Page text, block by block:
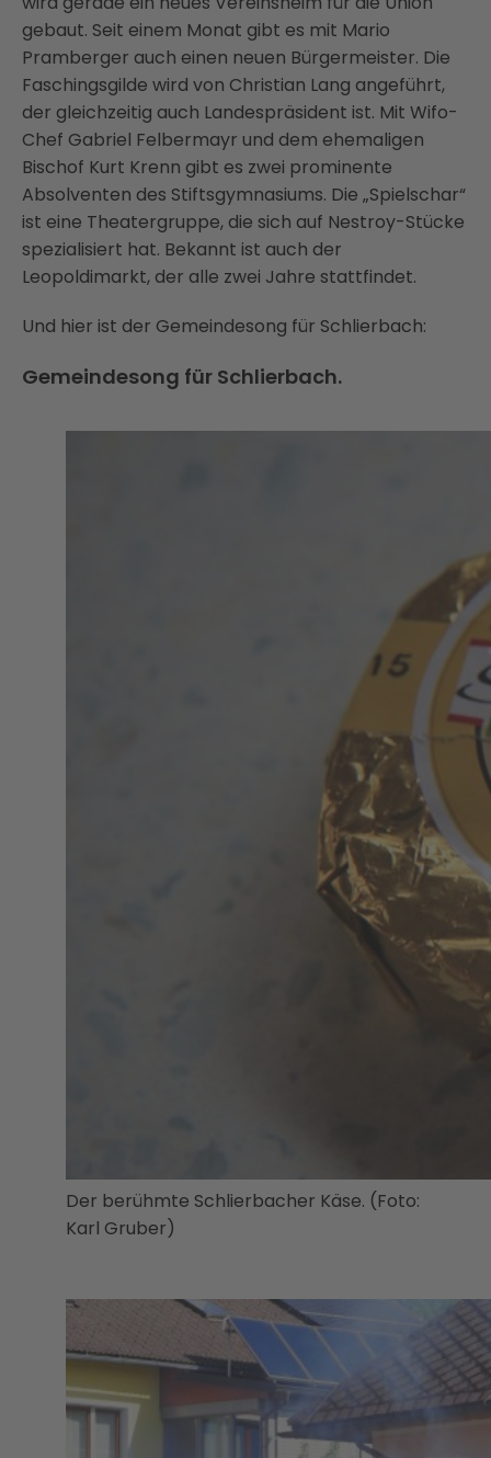
gebaut. Seit einem Monat gibt es mit Mario
Pramberger auch einen neuen Bürgermeister. Die
Faschingsgilde wird von Christian Lang angeführt,
der gleichzeitig auch Landespräsident ist. Mit Wifo-
Chef Gabriel Felbermayr und dem ehemaligen
Bischof Kurt Krenn gibt es zwei prominente
Absolventen des Stiftsgymnasiums. Die „Spielschar“
ist eine Theatergruppe, die sich auf Nestroy-Stücke
spezialisiert hat. Bekannt ist auch der
Leopoldimarkt, der alle zwei Jahre stattfindet.
Und hier ist der Gemeindesong für Schlierbach:
Gemeindesong für Schlierbach.
Der berühmte Schlierbacher Käse. (Foto:
Karl Gruber)